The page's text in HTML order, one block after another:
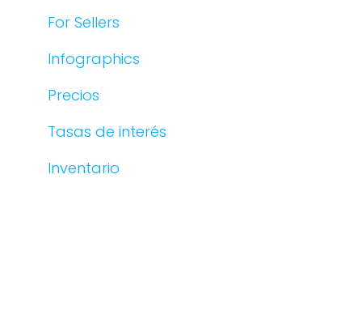
For Sellers
Infographics
Precios
Tasas de interés
Inventario